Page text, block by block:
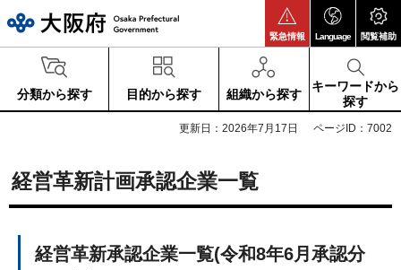
緊急情報 Language 閲覧補助
分類から探す 目的から探す 組織から探す
キーワードから
探す
更新日：2026年7月17日 ページID：7002
経営革新計画承認企業一覧
経営革新承認企業一覧(令和8年6月承認分